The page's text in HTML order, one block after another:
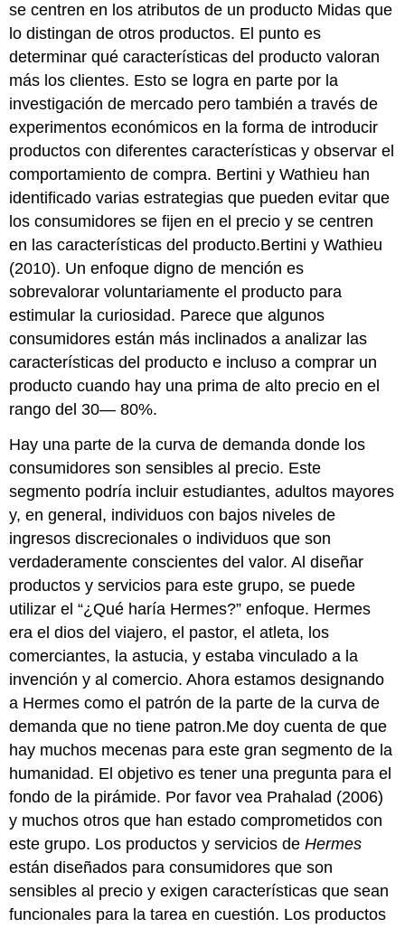
se centren en los atributos de un producto Midas que
lo distingan de otros productos. El punto es
determinar qué características del producto valoran
más los clientes. Esto se logra en parte por la
investigación de mercado pero también a través de
experimentos económicos en la forma de introducir
productos con diferentes características y observar el
comportamiento de compra. Bertini y Wathieu han
identificado varias estrategias que pueden evitar que
los consumidores se fijen en el precio y se centren
en las características del producto.Bertini y Wathieu
(2010). Un enfoque digno de mención es
sobrevalorar voluntariamente el producto para
estimular la curiosidad. Parece que algunos
consumidores están más inclinados a analizar las
características del producto e incluso a comprar un
producto cuando hay una prima de alto precio en el
rango del 30— 80%.
Hay una parte de la curva de demanda donde los
consumidores son sensibles al precio. Este
segmento podría incluir estudiantes, adultos mayores
y, en general, individuos con bajos niveles de
ingresos discrecionales o individuos que son
verdaderamente conscientes del valor. Al diseñar
productos y servicios para este grupo, se puede
utilizar el “¿Qué haría Hermes?” enfoque. Hermes
era el dios del viajero, el pastor, el atleta, los
comerciantes, la astucia, y estaba vinculado a la
invención y al comercio. Ahora estamos designando
a Hermes como el patrón de la parte de la curva de
demanda que no tiene patron.Me doy cuenta de que
hay muchos mecenas para este gran segmento de la
humanidad. El objetivo es tener una pregunta para el
fondo de la pirámide. Por favor vea Prahalad (2006)
y muchos otros que han estado comprometidos con
este grupo. Los productos y servicios deHermes
están diseñados para consumidores que son
sensibles al precio y exigen características que sean
funcionales para la tarea en cuestión. Los productos